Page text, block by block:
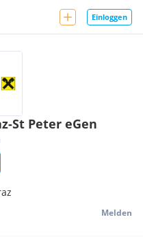
Einloggen
St Peter eGen
Melden